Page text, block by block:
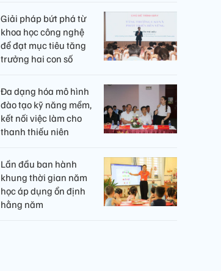
Giải pháp bứt phá từ
khoa học công nghệ
để đạt mục tiêu tăng
trưởng hai con số
Đa dạng hóa mô hình
đào tạo kỹ năng mềm,
kết nối việc làm cho
thanh thiếu niên
Lần đầu ban hành
khung thời gian năm
học áp dụng ổn định
hằng năm